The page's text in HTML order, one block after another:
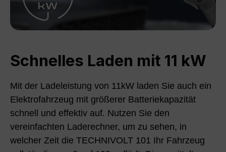
Schnelles Laden mit 11 kW
Mit der Ladeleistung von 11kW laden Sie auch ein
Elektrofahrzeug mit größerer Batteriekapazität
schnell und effektiv auf. Nutzen Sie den
vereinfachten Laderechner, um zu sehen, in
welcher Zeit die TECHNIVOLT 101 Ihr Fahrzeug